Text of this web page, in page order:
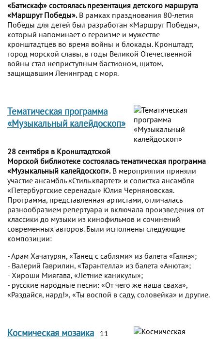
«Батискаф» состоялась презентация детского маршрута
«Маршрут Победы».В рамках празднования 80-летия
Победы для детей был разработан «Маршрут Победы»,
который напоминает о героизме и мужестве
кронштадтцев во время войны и блокады. Кронштадт,
город морской славы, в годы Великой Отечественной
войны стал неприступным бастионом, щитом,
защищавшим Ленинград с моря.
Тематическая программа
«Музыкальный калейдоскоп»
28 сентября в Кронштадтской
Морской библиотеке состоялась тематическая программа
«Музыкальный калейдоскоп».В мероприятии приняли
участие ансамбль «Стиль квартет» и солистка ансамбля
«Петербургские серенады» Юлия Черняновская.
Программа, представленная артистами, отличалась
разнообразием репертуара и включала произведения от
классики до музыки из кинофильмов и сочинений
современных авторов. Были исполнены следующие
композиции:
- Арам Хачатурян, «Танец с саблями» из балета «Гаянэ»;
- Валерий Гаврилин, «Тарантелла» из балета «Анюта»;
- Хироши Миягава, «Летние каникулы»;
- русские народные песни: «От чего же наша сваха»,
«Раздайся, нард!», «Ты воспой в саду, соловейка» и другие.
Космическая мозаика
11